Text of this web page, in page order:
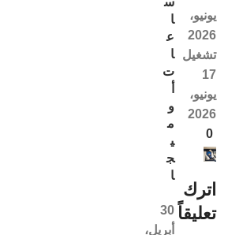
يونيو،
2026
تشغيل
17
يونيو،
2026
0
اترك
تعليقاً
ا
ع
ا
ت
و
م
ي
ج
ا
30
أبريل،